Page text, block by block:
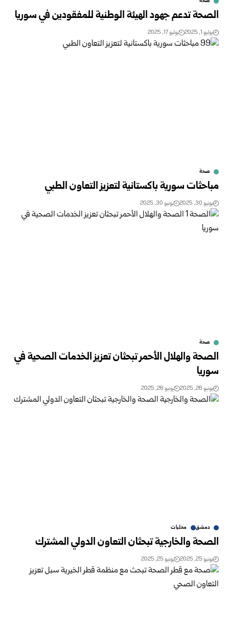
الصحة تدعم جهود الهيئة الوطنية للمفقودين في سوريا
يوليو 1, 2025 يوليو 17, 2025
صحة
مباحثات سورية باكستانية لتعزيز التعاون الطبي
يونيو 30, 2025 يونيو 30, 2025
صحة
الصحة والهلال الأحمر تبحثان تعزيز الخدمات الصحية في
سوريا
يونيو 26, 2025 يونيو 26, 2025
دمشق محليات
الصحة والخارجية تبحثان التعاون الدولي المشترك
يونيو 25, 2025 يونيو 25, 2025